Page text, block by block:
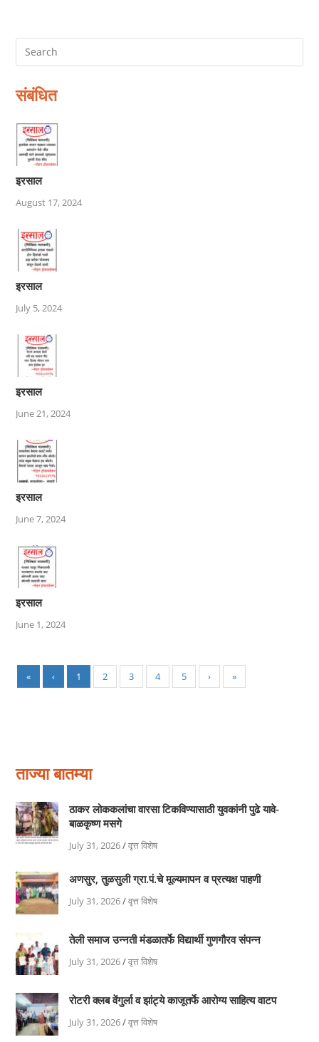
संबंधित
इरसाल
August 17, 2024
इरसाल
July 5, 2024
इरसाल
June 21, 2024
इरसाल
June 7, 2024
इरसाल
June 1, 2024
« ‹ 1 2 3 4 5 › »
ताज्या बातम्या
ठाकर लोककलांचा वारसा टिकविण्यासाठी युवकांनी पुढे यावे-
बाळकृष्ण मसगे
July 31, 2026/वृत्त विशेष
अणसुर, तुळसुली ग्रा.पं.चे मूल्यमापन व प्रत्यक्ष पाहणी
July 31, 2026/वृत्त विशेष
तेली समाज उन्नती मंडळातर्फे विद्यार्थी गुणगौरव संपन्न
July 31, 2026/वृत्त विशेष
रोटरी क्लब वेंगुर्ला व झांट्ये काजूतर्फे आरोग्य साहित्य वाटप
July 31, 2026/वृत्त विशेष